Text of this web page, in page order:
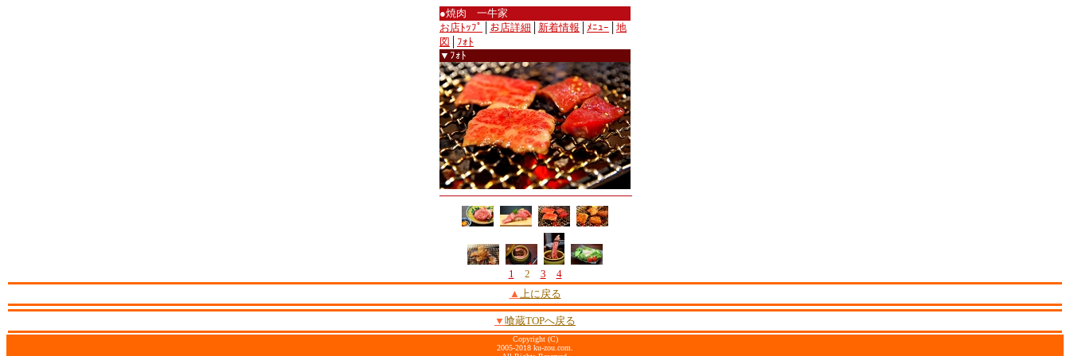
●焼肉 一牛家
お店ﾄｯﾌﾟ
お店詳細 新着情報 ﾒﾆｭｰ
地
図
ﾌｫﾄ
▼ﾌｫﾄ
1 2 3
4
▲ 上に戻る
▼ 喰蔵TOPへ戻る
Copyright (C)
2005-2018 ku-zou.com.